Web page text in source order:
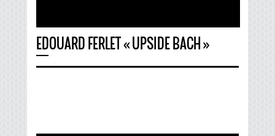
EDOUARD FERLET « UPSIDE BACH »